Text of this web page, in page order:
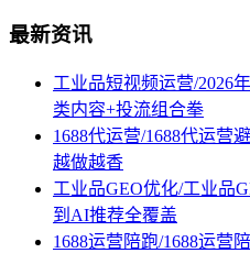
最新资讯
工业品短视频运营/2026
类内容+投流组合拳
1688代运营/1688代运营
越做越香
工业品GEO优化/工业品
到AI推荐全覆盖
1688运营陪跑/1688运营